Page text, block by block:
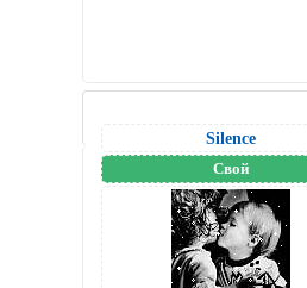
Silence
Свой